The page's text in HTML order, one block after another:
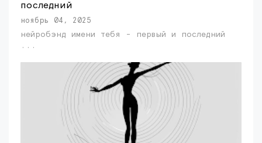
последний
ноябрь 04, 2025
нейробэнд имени тебя - первый и последний
...